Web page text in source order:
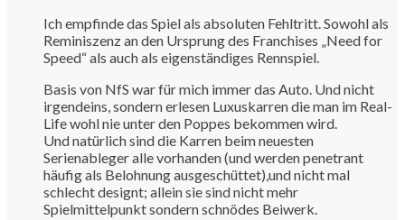
Ich empfinde das Spiel als absoluten Fehltritt. Sowohl als
Reminiszenz an den Ursprung des Franchises „Need for
Speed“ als auch als eigenständiges Rennspiel.
Basis von NfS war für mich immer das Auto. Und nicht
irgendeins, sondern erlesen Luxuskarren die man im Real-
Life wohl nie unter den Poppes bekommen wird.
Und natürlich sind die Karren beim neuesten
Serienableger alle vorhanden (und werden penetrant
häufig als Belohnung ausgeschüttet),und nicht mal
schlecht designt; allein sie sind nicht mehr
Spielmittelpunkt sondern schnödes Beiwerk.